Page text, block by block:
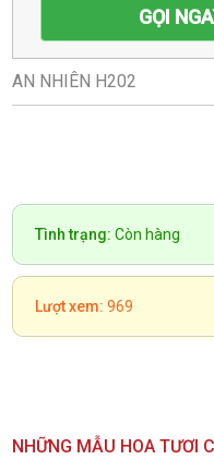
GỌI
AN NHIÊN H202
Tình trạng: Còn hàng
Lượt xem: 969
NHỮNG MẪU HOA TƯƠI